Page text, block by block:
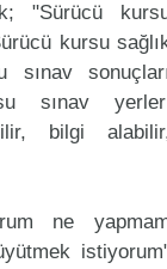
"Sürücü
kursu
sınav
sınav
bilgi
ne